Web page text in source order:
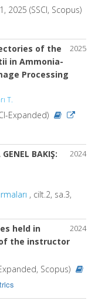
2025 (SSCI, Scopus)
2025
of the
in Ammonia-
Processing
T.
Expanded)
2024
BAKIŞ:
, cilt.2, sa.3,
2024
held in
the instructor
Scopus)